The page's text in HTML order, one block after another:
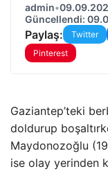
admin•
Güncellendi:
Paylaş: Twitter
Pinterest
Gaziantep’teki
doldurup
Maydonozoğlu (19
ise olay yerinden